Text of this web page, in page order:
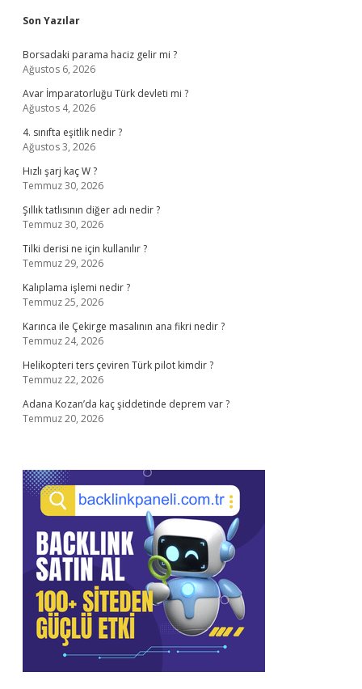
Sidebar
Son Yazılar
Borsadaki parama haciz gelir mi ?
Ağustos 6, 2026
Avar İmparatorluğu Türk devleti mi ?
Ağustos 4, 2026
4. sınıfta eşitlik nedir ?
Ağustos 3, 2026
Hızlı şarj kaç W ?
Temmuz 30, 2026
Şıllık tatlısının diğer adı nedir ?
Temmuz 30, 2026
Tilki derisi ne için kullanılır ?
Temmuz 29, 2026
Kalıplama işlemi nedir ?
Temmuz 25, 2026
Karınca ile Çekirge masalının ana fikri nedir ?
Temmuz 24, 2026
Helikopteri ters çeviren Türk pilot kimdir ?
Temmuz 22, 2026
Adana Kozan’da kaç şiddetinde deprem var ?
Temmuz 20, 2026